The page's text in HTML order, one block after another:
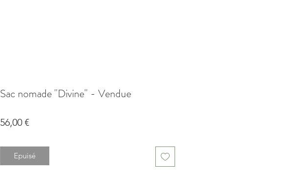
Sac nomade "Divine" - Vendue
56,00 €Prix
Epuisé